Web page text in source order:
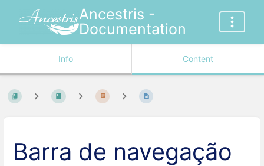
Ancestris -
Documentation
Info Content
Barra de navegação